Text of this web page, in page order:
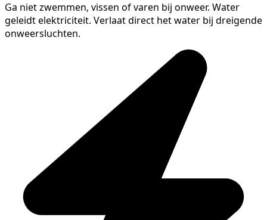
Ga niet zwemmen, vissen of varen bij onweer. Water
geleidt elektriciteit. Verlaat direct het water bij dreigende
onweersluchten.